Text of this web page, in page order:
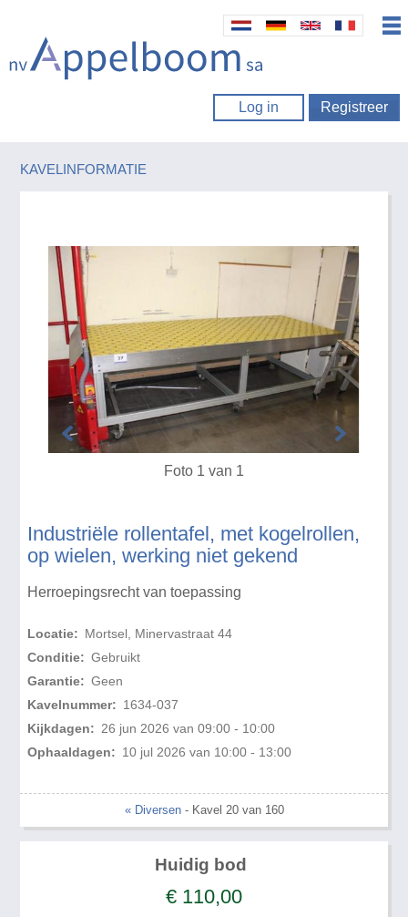
Log in Registreer
KAVELINFORMATIE
Industriële rollentafel, met kogelrollen,
op wielen, werking niet gekend
Herroepingsrecht van toepassing
Locatie: Mortsel, Minervastraat 44
Conditie: Gebruikt
Garantie: Geen
Kavelnummer: 1634-037
Kijkdagen: 26 jun 2026 van 09:00 - 10:00
Ophaaldagen: 10 jul 2026 van 10:00 - 13:00
Foto 1 van 1
« Diversen- Kavel 20 van 160
Huidig bod
€ 110,00